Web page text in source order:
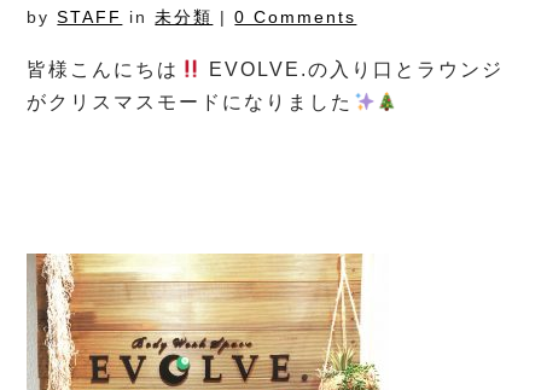
bySTAFF in未分類 |0 Comments
皆様こんにちは
EVOLVE.の入り口とラウンジ
がクリスマスモードになりました